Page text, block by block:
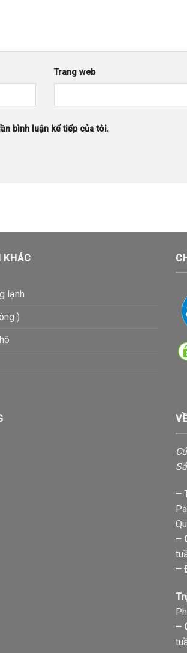
Trang web
bình luận kế tiếp của tôi.
KHÁC
lạnh
)
–
–
–
–